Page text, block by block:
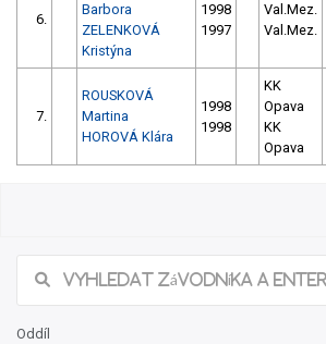
6.
Barbora
ZELENKOVÁ
Kristýna
1998
1997
Val.Mez.
Val.Mez.
7.
ROUSKOVÁ
Martina
HOROVÁ Klára
1998
1998
KK
Opava
KK
Opava
Oddíl